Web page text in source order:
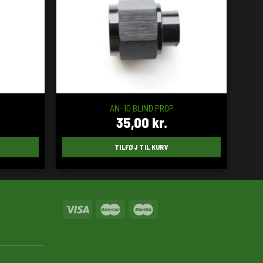
AN-10 BLIND PROP
35,00 kr.
TILFØJ TIL KURV